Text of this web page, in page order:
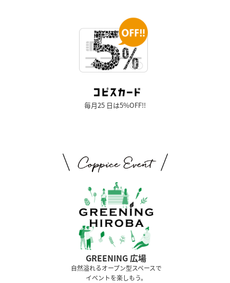
毎月25 日は5%OFF!!
GREENING 広場
⾃然溢れるオープン型スペースで
イベントを楽しもう。